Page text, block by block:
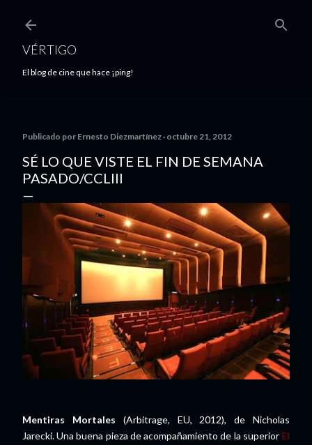
VÉRTIGO
El blog de cine que hace ¡ping!
Publicado por Ernesto Diezmartínez octubre 21, 2012
SÉ LO QUE VISTE EL FIN DE SEMANA
PASADO/CCLIII
Mentiras Mortales (Arbitrage, EU, 2012), de Nicholas
Jarecki. Una buena pieza de acompañamiento de la superior El